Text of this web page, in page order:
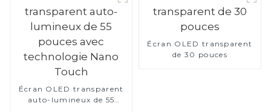
Écran OLED transparent
auto-lumineux de 55
Écran OLED transparent
de 30 pouces